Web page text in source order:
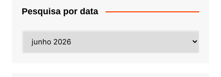
Pesquisa por data
por